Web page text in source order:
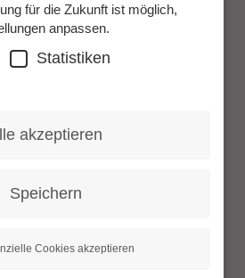
für die Zukunft ist möglich,
anpassen.
Statistiken
akzeptieren
Speichern
Cookies akzeptieren